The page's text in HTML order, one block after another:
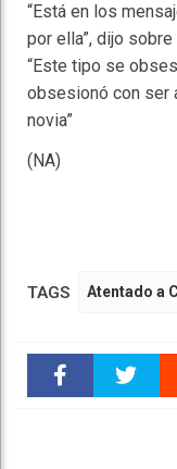
“Está en los
por ella”, dijo
“Este tipo se
obsesionó con ser
novia”
(NA)
TAGS Atentado a